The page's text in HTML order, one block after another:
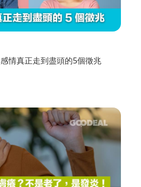
情真正走到盡頭的5個徵兆